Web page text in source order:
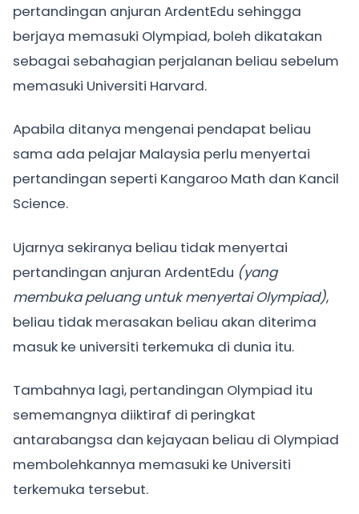
pertandingan anjuran ArdentEdu sehingga
berjaya memasuki Olympiad, boleh dikatakan
sebagai sebahagian perjalanan beliau sebelum
memasuki Universiti Harvard.
Apabila ditanya mengenai pendapat beliau
sama ada pelajar Malaysia perlu menyertai
pertandingan seperti Kangaroo Math dan Kancil
Science.
Ujarnya sekiranya beliau tidak menyertai
pertandingan anjuran ArdentEdu (yang
membuka peluang untuk menyertai Olympiad),
beliau tidak merasakan beliau akan diterima
masuk ke universiti terkemuka di dunia itu.
Tambahnya lagi, pertandingan Olympiad itu
sememangnya diiktiraf di peringkat
antarabangsa dan kejayaan beliau di Olympiad
membolehkannya memasuki ke Universiti
terkemuka tersebut.